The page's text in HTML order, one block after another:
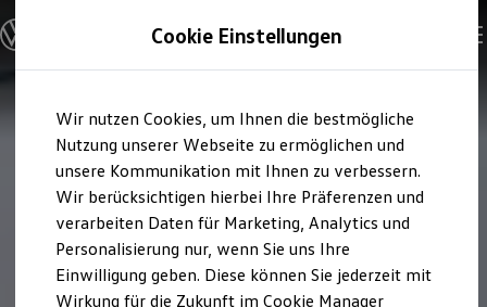
Hauptinhalt
springen
Footer
springen
Offene Stellen entdecken
Einstiegsmöglichkeiten
Schüler
Schülerpraktikum
Schüler Ferienjobs
Einstiegsqualifizierung
Studenten
Praktikum
Abschlussarbeit
Master-Stipendium
Auslandspraktikum
Jobs in Semesterferien
Werkstudentin / Werkstudent
Cookie Einstellungen
Wir nutzen Cookies, um Ihnen die bestmögliche
Nutzung unserer Webseite zu ermöglichen und
unsere Kommunikation mit Ihnen zu verbessern.
Wir berücksichtigen hierbei Ihre Präferenzen und
verarbeiten Daten für Marketing, Analytics und
Personalisierung nur, wenn Sie uns Ihre
Einwilligung geben. Diese können Sie jederzeit mit
Wirkung für die Zukunft im Cookie Manager